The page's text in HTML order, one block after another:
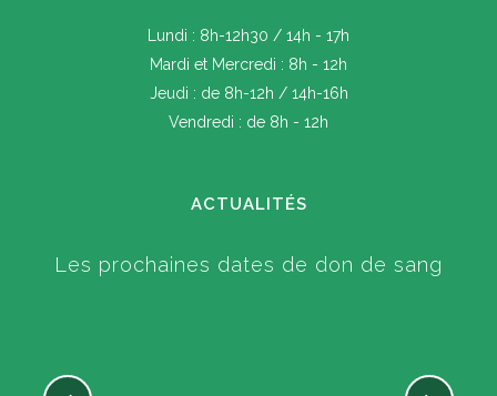
Lundi : 8h-12h30 / 14h - 17h
Mardi et Mercredi : 8h - 12h
Jeudi : de 8h-12h / 14h-16h
Vendredi : de 8h - 12h
ACTUALITÉS
Les prochaines dates de don de sang